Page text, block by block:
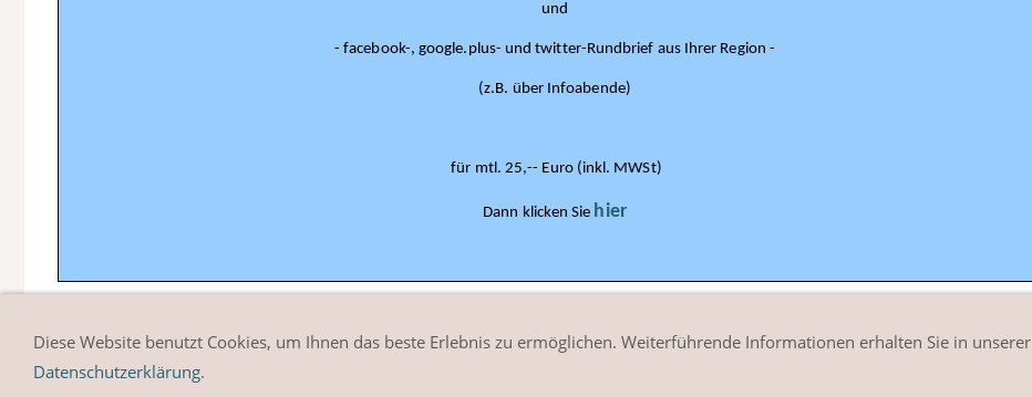
und
- facebook-, google.plus- und twitter-Rundbrief aus Ihrer Region -
(z.B. über Infoabende)
für mtl. 25,-- Euro (inkl. MWSt)
Dann klicken Sie hier
Diese Website benutzt Cookies, um Ihnen das beste Erlebnis zu ermöglichen. Weiterführende Informationen erhalten Sie in unserer
Datenschutzerklärung.